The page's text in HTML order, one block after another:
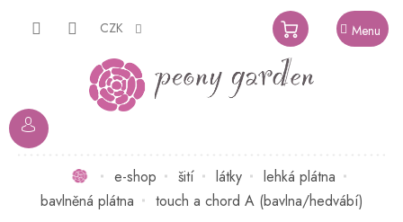
CZK
NÁKUPNÍ
KOŠÍK
Domůe-shop šití látky
lehká plátna
bavlněná plátna
touch a chord A (bavlna/hedvábí)